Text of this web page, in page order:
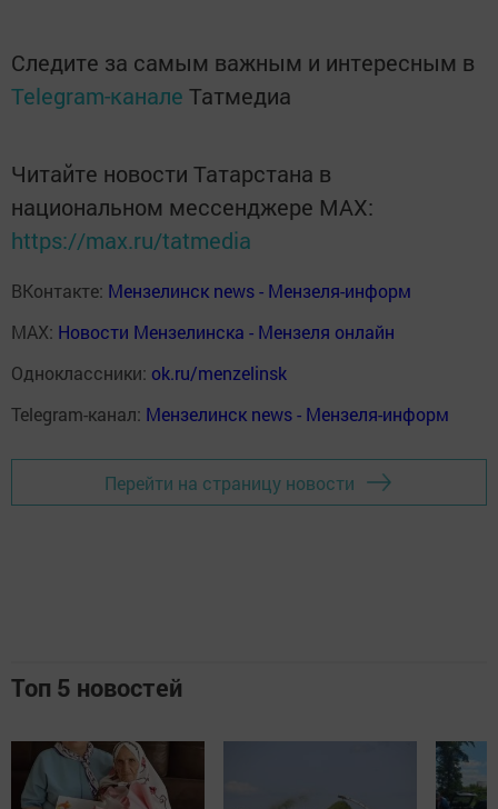
Следите за самым важным и интересным в
Telegram-канале Татмедиа
Читайте новости Татарстана в
национальном мессенджере MАХ:
https://max.ru/tatmedia
ВКонтакте: Мензелинск news - Мензеля-информ
MAX: Новости Мензелинска - Мензеля онлайн
Одноклассники: ok.ru/menzelinsk
Telegram-канал: Мензелинск news - Мензеля-информ
Перейти на страницу новости
Топ 5 новостей